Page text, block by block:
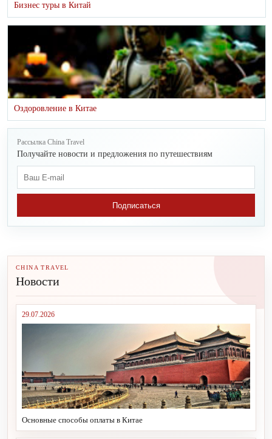
Бизнес туры в Китай
Оздоровление в Китае
Рассылка China Travel
Получайте новости и предложения по путешествиям
Подписаться
CHINA TRAVEL
Новости
29.07.2026
Основные способы оплаты в Китае